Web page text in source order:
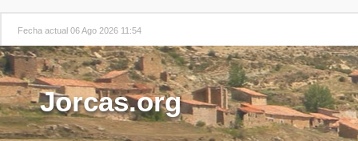
Fecha actual 06 Ago 2026 11:54
Jorcas.org